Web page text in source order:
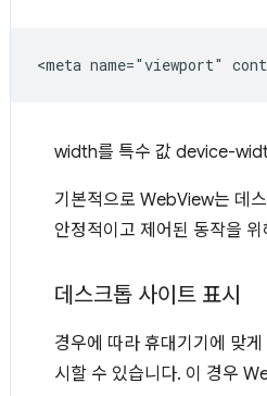
width를 특수 값 device-
기본적으로 WebView는 데
안정적이고 제어된 동작을
데스크톱 사이트 표시
경우에 따라 휴대기기에 맞
시할 수 있습니다. 이 경우